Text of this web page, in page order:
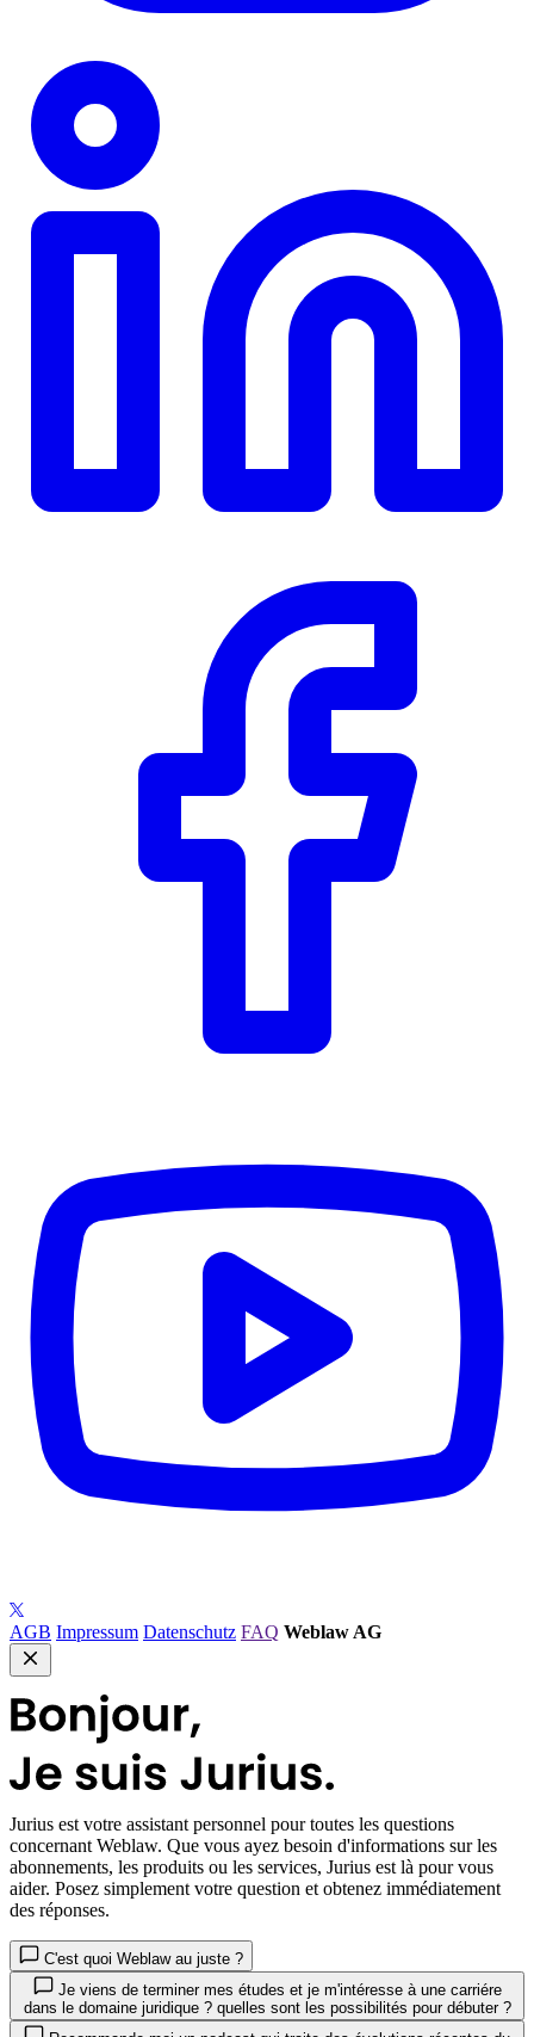
AGB Impressum Datenschutz FAQ Weblaw AG
Jurius est votre assistant personnel pour toutes les questions
concernant Weblaw. Que vous ayez besoin d'informations sur les
abonnements, les produits ou les services, Jurius est là pour vous
aider. Posez simplement votre question et obtenez immédiatement
des réponses.
C'est quoi Weblaw au juste ?
Je viens de terminer mes études et je m'intéresse à une carriére
dans le domaine juridique ? quelles sont les possibilités pour débuter ?